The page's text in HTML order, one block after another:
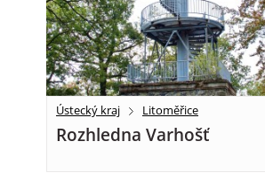
Ústecký kraj Litoměřice
Rozhledna Varhošť